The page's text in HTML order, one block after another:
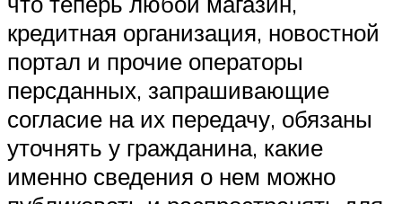
кредитная организация, новостной
портал и прочие операторы
персданных, запрашивающие
согласие на их передачу, обязаны
уточнять у гражданина, какие
именно сведения о нем можно